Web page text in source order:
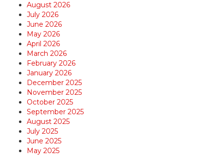
August 2026
July 2026
June 2026
May 2026
April 2026
March 2026
February 2026
January 2026
December 2025
November 2025
October 2025
September 2025
August 2025
July 2025
June 2025
May 2025